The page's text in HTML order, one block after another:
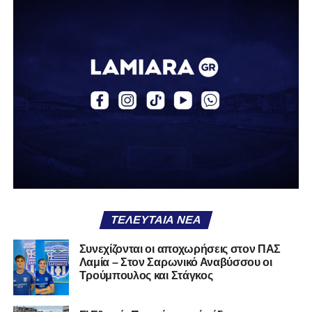
φαίνονται βρίσκεται σήμερα διάτρητη. Σαν ένα σακάκι
καλό που κάποτε φόρεσες σε επίσημες περιστάσεις τώρα
το κρατάς στη ντουλάπα, τσαλακωμένο, χωρίς να ξέρεις
αν πρέπει να το φορέσεις ξανά ή να το χαρίσεις. Η Λαμία
δείχνει να μην ξέρει τι θέλει να είναι. Και αυτό είναι πάντα
φίλαθλοι και περίγυρος, αντί για παράγοντες
Ασχολούνται περισσότερο με τις «χάρες» των άλλων
παρά με τις δικές τους αδυναμίες. Σαν να ψάχνεις
στον διπλανό το γιατί δεν βρέχει, ενώ κρατάς
ομπρέλα μέσα στο σαλόνι.
ΤΕΛΕΥΤΑΊΑ ΝΈΑ
Συνεχίζονται οι αποχωρήσεις στον ΠΑΣ
Λαμία – Στον Σαρωνικό Αναβύσσου οι
Τρούμπουλος και Στάγκος